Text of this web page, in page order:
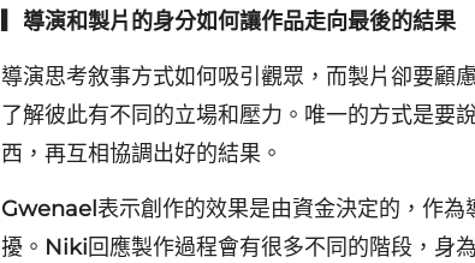
▎導演和製片的身分如何讓作品走向最後的結果
導演思考敘事方式如何吸引觀眾，而製片卻要顧
了解彼此有不同的立場和壓力。唯一的方式是要
西，再互相協調出好的結果。
Gwenael 表示創作的效果是由資金決定的，作
擾。 Niki回應製作過程會有很多不同的階段，身